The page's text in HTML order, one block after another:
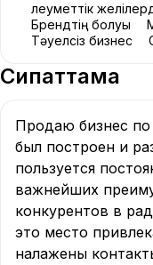
Әлеуметтік
Брендтің болуы
Тәуелсіз бизнес
Сипаттама
Продаю бизнес по
был построен и
пользуется
важнейших
конкурентов в
это место
налажены